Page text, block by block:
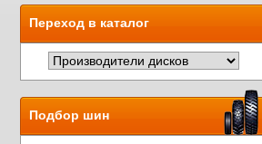
Переход в каталог
Подбор шин